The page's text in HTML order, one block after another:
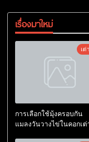
เรื่องมาใหม่
เต่
การเลือกใช้มุ้งครอบกัน
แมลงวันวางไข่ในคอกเต่